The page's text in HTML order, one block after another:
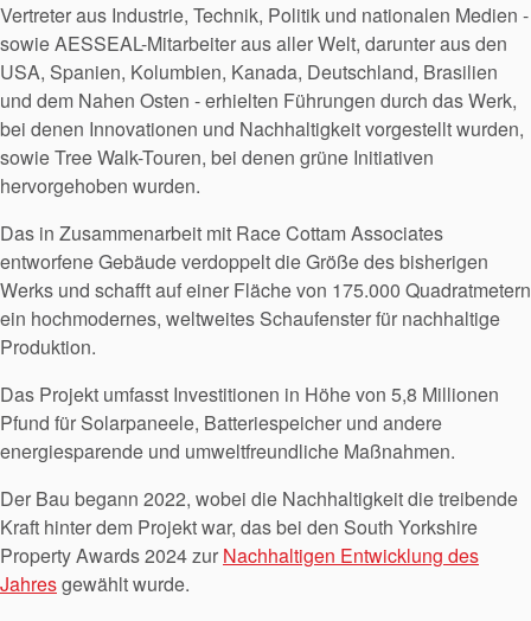
Vertreter aus Industrie, Technik, Politik und nationalen Medien -
sowie AESSEAL-Mitarbeiter aus aller Welt, darunter aus den
USA, Spanien, Kolumbien, Kanada, Deutschland, Brasilien
und dem Nahen Osten - erhielten Führungen durch das Werk,
bei denen Innovationen und Nachhaltigkeit vorgestellt wurden,
sowie Tree Walk-Touren, bei denen grüne Initiativen
hervorgehoben wurden.
Das in Zusammenarbeit mit Race Cottam Associates
entworfene Gebäude verdoppelt die Größe des bisherigen
Werks und schafft auf einer Fläche von 175.000 Quadratmetern
ein hochmodernes, weltweites Schaufenster für nachhaltige
Produktion.
Das Projekt umfasst Investitionen in Höhe von 5,8 Millionen
Pfund für Solarpaneele, Batteriespeicher und andere
energiesparende und umweltfreundliche Maßnahmen.
Der Bau begann 2022, wobei die Nachhaltigkeit die treibende
Kraft hinter dem Projekt war, das bei den South Yorkshire
Property Awards 2024 zur Nachhaltigen Entwicklung des
Jahresgewählt wurde.